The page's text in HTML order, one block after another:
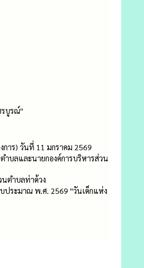
รบูรณ์"
าร) วันที่ 11 มกราคม 2569
ำบลและนายกองค์การบริหารส่วน
นตำบลท่าด้วง
ประมาณ พ.ศ. 2569 "วันเด็กแห่ง